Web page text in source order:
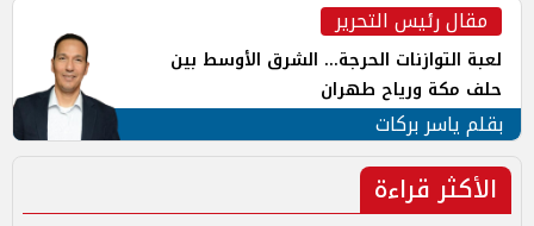
مقال رئيس التحرير
لعبة التوازنات الحرجة... الشرق الأوسط بين
حلف مكة ورياح طهران
بقلم ياسر بركات
الأكثر قراءة